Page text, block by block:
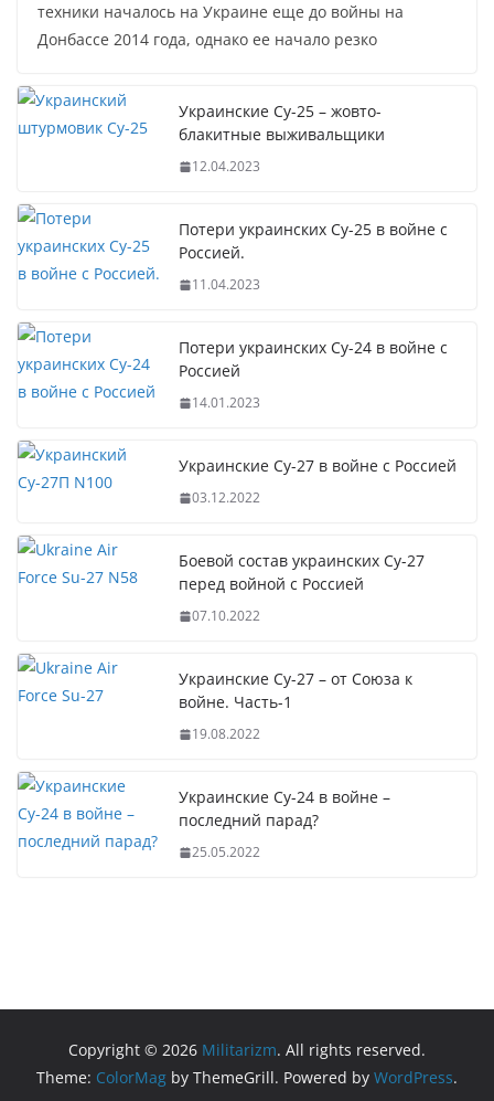
техники началось на Украине еще до войны на
Донбассе 2014 года, однако ее начало резко
Украинские Су-25 – жовто-
блакитные выживальщики
12.04.2023
Потери украинских Су-25 в войне с
Россией.
11.04.2023
Потери украинских Су-24 в войне с
Россией
14.01.2023
Украинские Су-27 в войне с Россией
03.12.2022
Боевой состав украинских Су-27
перед войной с Россией
07.10.2022
Украинские Су-27 – от Союза к
войне. Часть-1
19.08.2022
Украинские Су-24 в войне –
последний парад?
25.05.2022
Copyright © 2026 Militarizm. All rights reserved.
Theme: ColorMag by ThemeGrill. Powered by WordPress.